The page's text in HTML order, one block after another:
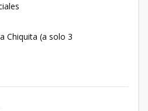
Chiquita (a solo 3